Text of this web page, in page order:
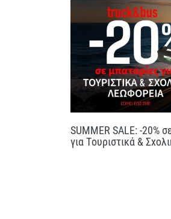
SUMMER SALE: -20%
για Τουριστικά &